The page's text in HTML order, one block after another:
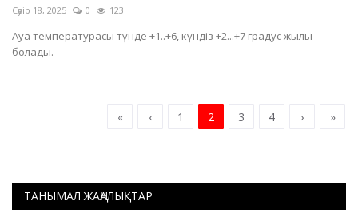
Сәуір 18, 2025 0 123
Ауа температурасы түнде +1..+6, күндіз +2...+7 градус жылы
болады.
« ‹ 1 2 3 4 › »
ТАНЫМАЛ ЖАҢАЛЫҚТАР